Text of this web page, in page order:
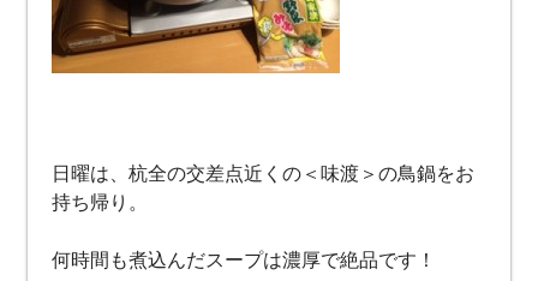
日曜は、杭全の交差点近くの＜味渡＞の鳥鍋をお
持ち帰り。
何時間も煮込んだスープは濃厚で絶品です！